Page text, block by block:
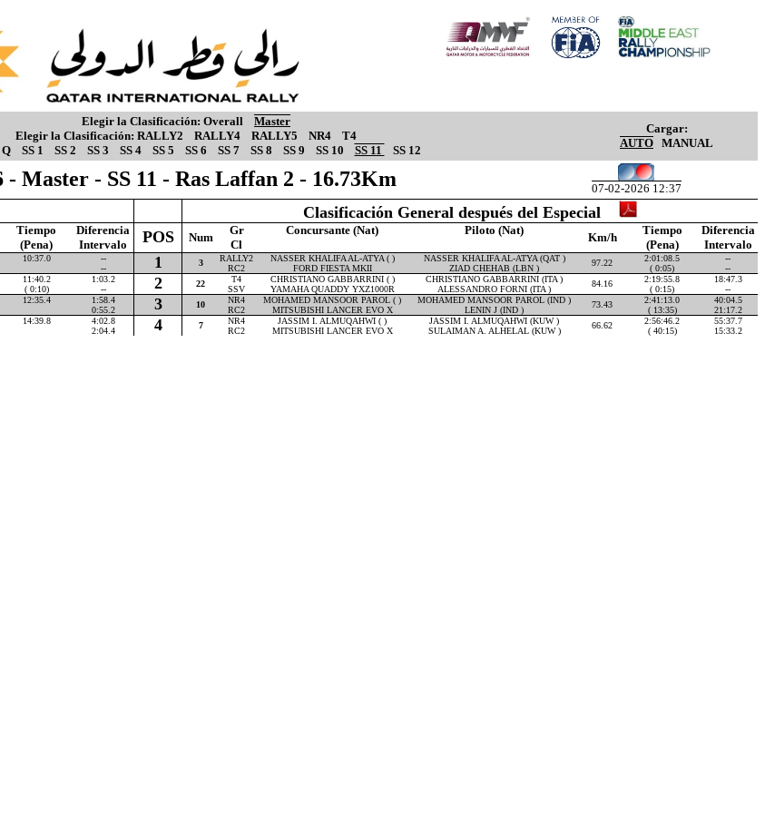
Elegir la Clasificación: Overall
Master
Elegir la Clasificación: RALLY2 RALLY4 RALLY5 NR4
T4
Q SS 1 SS 2 SS 3 SS 4 SS 5 SS 6 SS 7 SS 8 SS 9 SS 10 SS 11 SS 12
Cargar:
AUTO MANUAL
- Master - SS 11 - Ras Laffan 2 - 16.73Km 07-02-2026 12:37
Clasificación General después del Especial
Tiempo Diferencia POS Num
Gr Concursante (Nat) Piloto (Nat)
Km/h
Tiempo
Diferencia
(Pena) Intervalo Cl (Pena) Intervalo
10:37.0 -- 1 3 RALLY2 NASSER KHALIFA AL-ATYA ( ) NASSER KHALIFA AL-ATYA (QAT ) 97.22 2:01:08.5
--
-- RC2 FORD FIESTA MKII ZIAD CHEHAB (LBN ) ( 0:05)
--
11:40.2 1:03.2 2 22 T4 CHRISTIANO GABBARRINI ( ) CHRISTIANO GABBARRINI (ITA ) 84.16 2:19:55.8
18:47.3
( 0:10) -- SSV YAMAHA QUADDY YXZ1000R ALESSANDRO FORNI (ITA ) ( 0:15)
--
12:35.4 1:58.4 3 10 NR4 MOHAMED MANSOOR PAROL ( ) MOHAMED MANSOOR PAROL (IND ) 73.43 2:41:13.0
40:04.5
0:55.2 RC2 MITSUBISHI LANCER EVO X LENIN J (IND ) ( 13:35)
21:17.2
14:39.8 4:02.8 4 7 NR4 JASSIM I. ALMUQAHWI ( ) JASSIM I. ALMUQAHWI (KUW ) 66.62 2:56:46.2
55:37.7
2:04.4 RC2 MITSUBISHI LANCER EVO X SULAIMAN A. ALHELAL (KUW ) ( 40:15) 15:33.2